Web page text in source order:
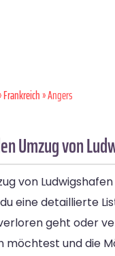
Frankreich» Angers
Umzug von
von
eine detaillierte
geht oder
und die